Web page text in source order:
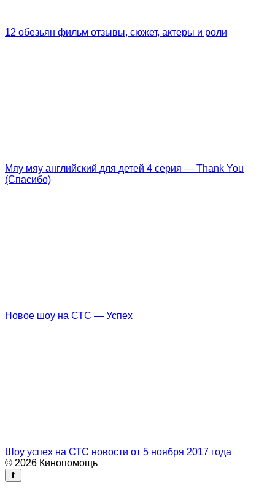
12 обезьян фильм отзывы, сюжет, актеры и роли
Мяу мяу английский для детей 4 серия — Thank You
(Спасибо)
Новое шоу на СТС — Успех
Шоу успех на СТС новости от 5 ноября 2017 года
© 2026 Кинопомощь